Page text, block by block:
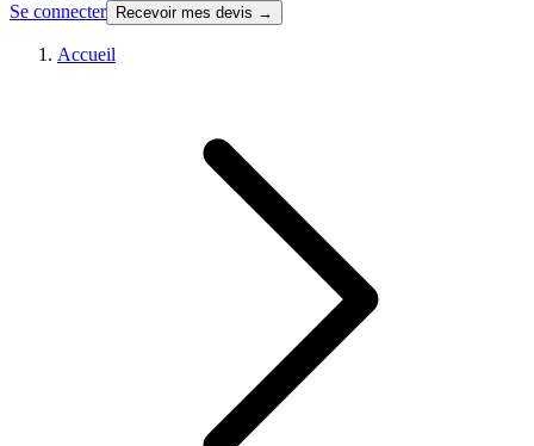
Se connecter
Recevoir mes devis →
Accueil